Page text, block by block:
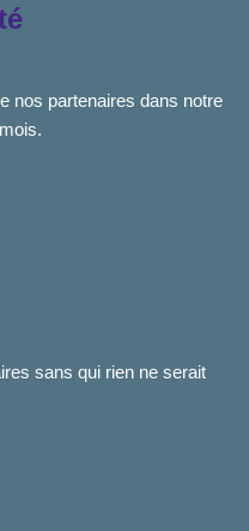
nos partenaires dans notre
sans qui rien ne serait